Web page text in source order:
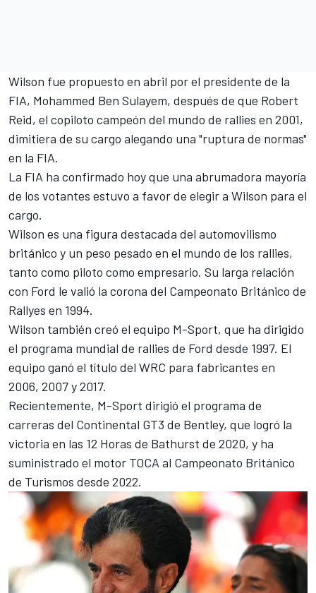
Wilson fue propuesto en abril por el presidente de la
FIA, Mohammed Ben Sulayem, después de que Robert
Reid, el copiloto campeón del mundo de rallies en 2001,
dimitiera de su cargo alegando una "ruptura de normas"
en la FIA.
La FIA ha confirmado hoy que una abrumadora mayoría
de los votantes estuvo a favor de elegir a Wilson para el
cargo.
Wilson es una figura destacada del automovilismo
británico y un peso pesado en el mundo de los rallies,
tanto como piloto como empresario. Su larga relación
con Ford le valió la corona del Campeonato Británico de
Rallyes en 1994.
Wilson también creó el equipo M-Sport, que ha dirigido
el programa mundial de rallies de Ford desde 1997. El
equipo ganó el título del WRC para fabricantes en
2006, 2007 y 2017.
Recientemente, M-Sport dirigió el programa de
carreras del Continental GT3 de Bentley, que logró la
victoria en las 12 Horas de Bathurst de 2020, y ha
suministrado el motor TOCA al Campeonato Británico
de Turismos desde 2022.